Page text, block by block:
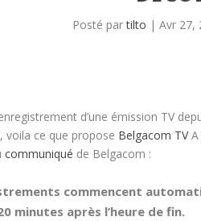
Posté partilto |Avr 27,
d’une émission TV
voila ce que propose Belgacom TVA
communiqué de Belgacom :
commencent
minutes après l’heure de fin.